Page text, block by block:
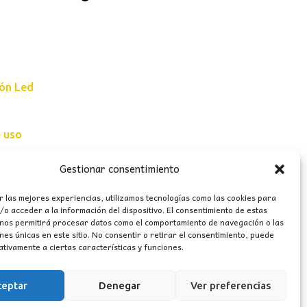
Gestionar consentimiento
las mejores experiencias, utilizamos tecnologías como las cookies para
acceder a la información del dispositivo. El consentimiento de estas
permitirá procesar datos como el comportamiento de navegación o las
únicas en este sitio. No consentir o retirar el consentimiento, puede
a ciertas características y funciones.
Denegar Ver preferencias
Led
uso